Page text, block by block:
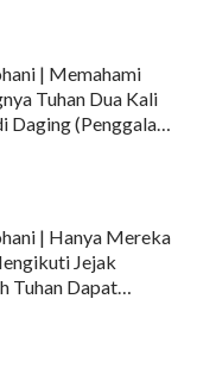
| Memahami
Tuhan Dua Kali
Daging (Penggalan
| Hanya Mereka
Jejak
Tuhan Dapat